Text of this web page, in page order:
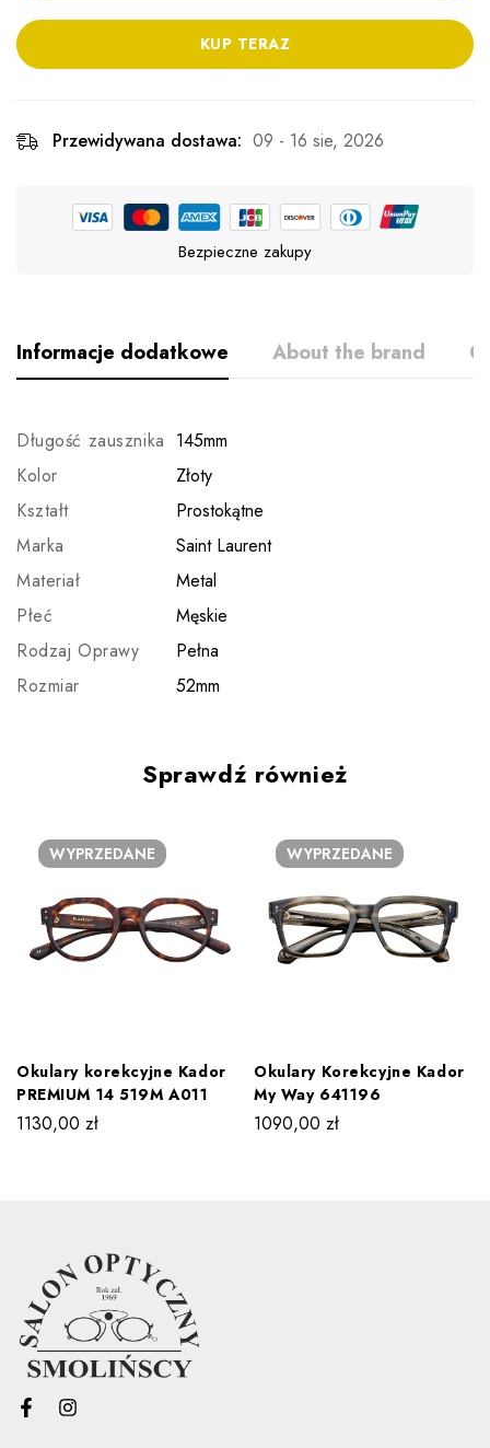
KUP TERAZ
Przewidywana dostawa: 09 - 16 sie, 2026
Bezpieczne zakupy
Informacje dodatkowe About the brand
Długość zausznika 145mm
Kolor
Złoty
Kształt
Prostokątne
Marka
Saint Laurent
Materiał
Metal
Płeć
Męskie
Rodzaj Oprawy
Pełna
Rozmiar
52mm
Sprawdź również
WYPRZEDANE
Okulary korekcyjne Kador
PREMIUM 14 519M A011
1130,00 zł
WYPRZEDANE
Okulary Korekcyjne Kador
My Way 641196
1090,00 zł